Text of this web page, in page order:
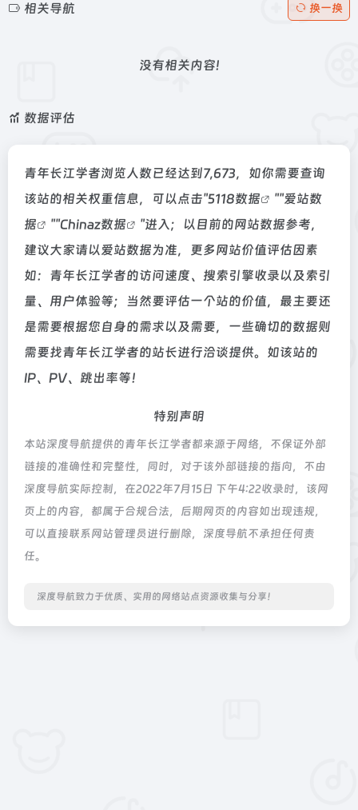
相关导航 换一换
没有相关内容!
数据评估
青年长江学者浏览人数已经达到7,673，如你需要查询
该站的相关权重信息，可以点击"5118数据 ""爱站数
据
""Chinaz数据
"进入；以目前的网站数据参考，
建议大家请以爱站数据为准，更多网站价值评估因素
如：青年长江学者的访问速度、搜索引擎收录以及索引
量、用户体验等；当然要评估一个站的价值，最主要还
是需要根据您自身的需求以及需要，一些确切的数据则
需要找青年长江学者的站长进行洽谈提供。如该站的
IP、PV、跳出率等！
特别声明
本站深度导航提供的青年长江学者都来源于网络，不保证外部
链接的准确性和完整性，同时，对于该外部链接的指向，不由
深度导航实际控制，在2022年7月15日 下午4:22收录时，该网
页上的内容，都属于合规合法，后期网页的内容如出现违规，
可以直接联系网站管理员进行删除，深度导航不承担任何责
任。
深度导航致力于优质、实用的网络站点资源收集与分享！